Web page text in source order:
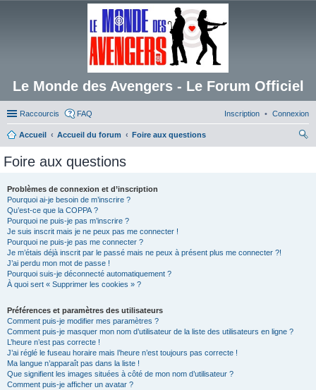
Le Monde des Avengers - Le Forum Officiel
Raccourcis FAQ Connexion
Inscription
Accueil Accueil du forum
Foire aux questions
Foire aux questions
Problèmes de connexion et d’inscription
Pourquoi ai-je besoin de m’inscrire ?
Qu’est-ce que la COPPA ?
Pourquoi ne puis-je pas m’inscrire ?
Je suis inscrit mais je ne peux pas me connecter !
Pourquoi ne puis-je pas me connecter ?
Je m’étais déjà inscrit par le passé mais ne peux à présent plus me connecter ?!
J’ai perdu mon mot de passe !
Pourquoi suis-je déconnecté automatiquement ?
À quoi sert « Supprimer les cookies » ?
Préférences et paramètres des utilisateurs
Comment puis-je modifier mes paramètres ?
Comment puis-je masquer mon nom d’utilisateur de la liste des utilisateurs en ligne ?
L’heure n’est pas correcte !
J’ai réglé le fuseau horaire mais l’heure n’est toujours pas correcte !
Ma langue n’apparaît pas dans la liste !
Que signifient les images situées à côté de mon nom d’utilisateur ?
Comment puis-je afficher un avatar ?